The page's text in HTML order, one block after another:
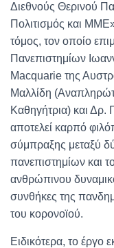
Διεθνούς Θερινού
Πολιτισμός και
τόμος, τον οποίο
Πανεπιστημίων
Macquarie της
Μαλλίδη
Καθηγήτρια) και Δρ.
αποτελεί καρπό
σύμπραξης μεταξύ
πανεπιστημίων και
ανθρώπινου
συνθήκες της
του κορονοϊού.
Ειδικότερα, το έργο